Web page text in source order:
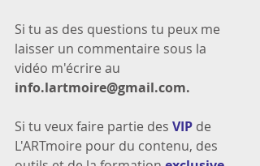
Si tu as des questions tu peux me
laisser un commentaire sous la
vidéo m'écrire au
info.lartmoire@gmail.com.
Si tu veux faire partie des VIP de
L'ARTmoire pour du contenu, des